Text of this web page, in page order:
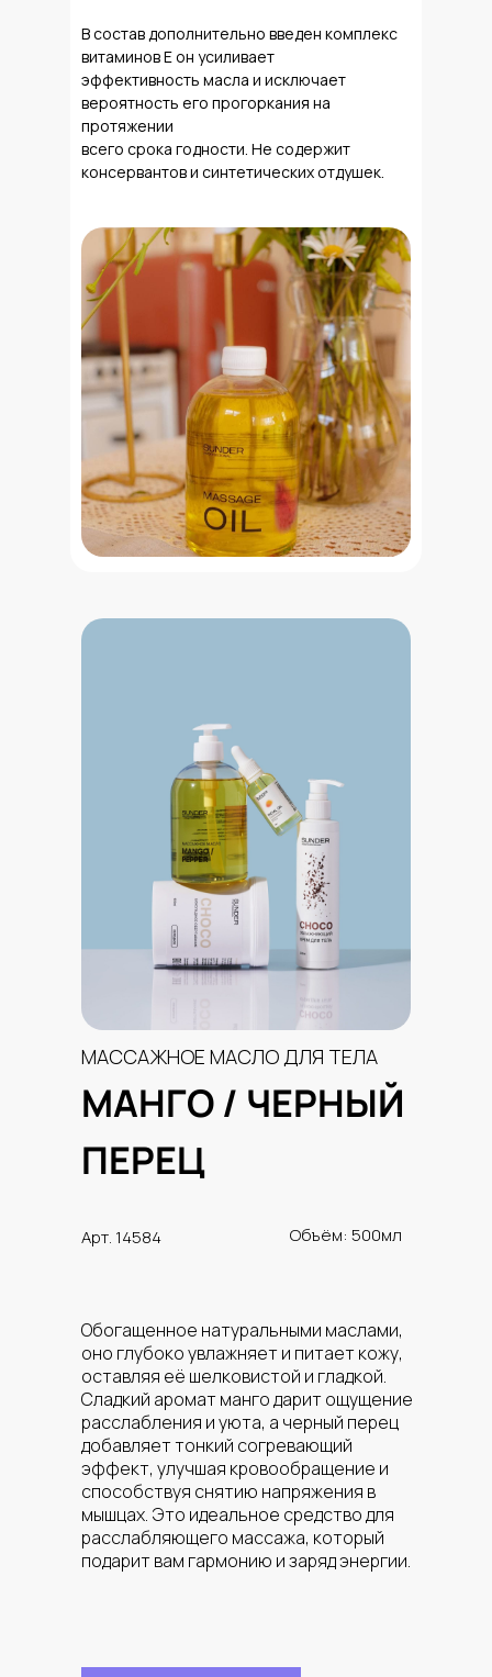
В состав дополнительно введен комплекс
витаминов Е он усиливает
эффективность масла и исключает
вероятность его прогоркания на
протяжении
всего срока годности. Не содержит
консервантов и синтетических отдушек.
МАНГО / ЧЕРНЫЙ
ПЕРЕЦ
МАССАЖНОЕ МАСЛО ДЛЯ ТЕЛА
Арт. 14584
Обогащенное натуральными маслами,
оно глубоко увлажняет и питает кожу,
оставляя её шелковистой и гладкой.
Сладкий аромат манго дарит ощущение
расслабления и уюта, а черный перец
добавляет тонкий согревающий
эффект, улучшая кровообращение и
способствуя снятию напряжения в
мышцах. Это идеальное средство для
расслабляющего массажа, который
подарит вам гармонию и заряд энергии.
Объём: 500мл